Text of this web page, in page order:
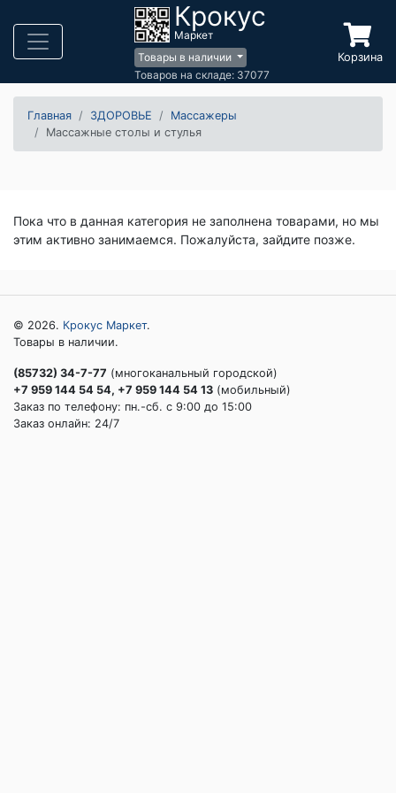
Крокус
Маркет
Товары в наличии
Товаров на складе: 37077
Корзина
Главная ЗДОРОВЬЕ
Массажеры
Массажные столы и стулья
Пока что в данная категория не заполнена товарами, но мы
этим активно занимаемся. Пожалуйста, зайдите позже.
© 2026. Крокус Маркет.
Товары в наличии.
(85732) 34-7-77 (многоканальный городской)
+7 959 144 54 54, +7 959 144 54 13 (мобильный)
Заказ по телефону: пн.-сб. c 9:00 до 15:00
Заказ онлайн: 24/7